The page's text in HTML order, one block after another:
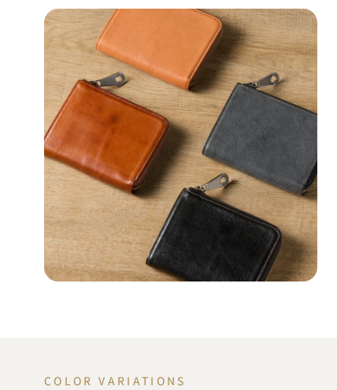
COLOR VARIATIONS